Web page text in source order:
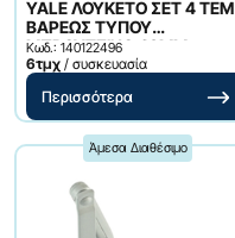
YALE ΛΟΥΚΕΤΟ ΣΕΤ 4 ΤΕΜ
ΒΑΡΕΩΣ ΤΥΠΟΥ
ΜΠΡΟΥΤΖΙΝΟ 40ΜΜ
ESSENTIAL SERIES
Κωδ.: 140122496
6τμχ / συσκευασία
Περισσότερα
Άμεσα Διαθέσιμο